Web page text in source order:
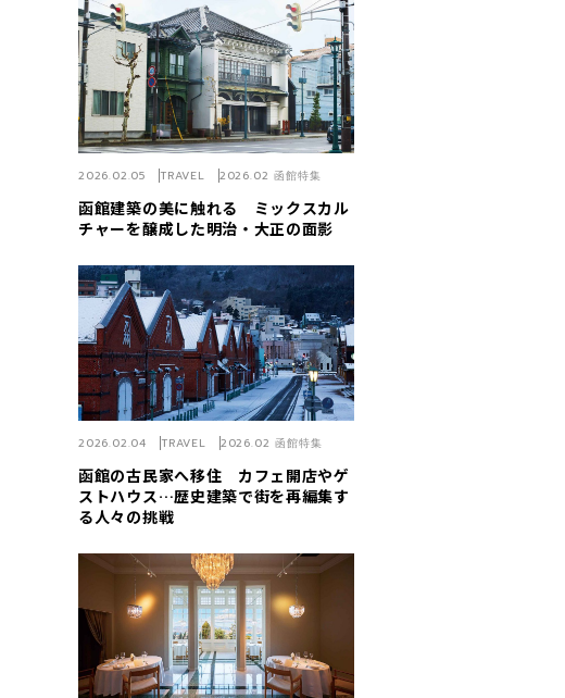
函館建築の美に触れる ミックスカル
チャーを醸成した明治・大正の面影
2026.02.05 TRAVEL 2026.02 函館特集
函館の古民家へ移住 カフェ開店やゲ
ストハウス…歴史建築で街を再編集す
る人々の挑戦
2026.02.04 TRAVEL 2026.02 函館特集